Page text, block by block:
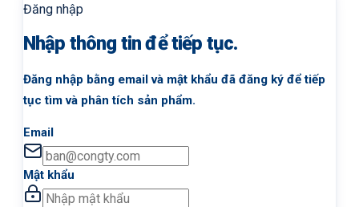
Đăng nhập
Nhập thông tin để tiếp tục.
Đăng nhập bằng email và mật khẩu đã đăng ký để tiếp
tục tìm và phân tích sản phẩm.
Email
Mật khẩu